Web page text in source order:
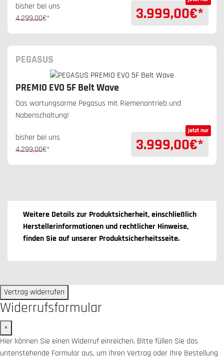
bisher bei uns
4.299,00€* 3.999,00€*
PEGASUS
PREMIO EVO 5F Belt Wave
Das wartungsarme Pegasus mit Riemenantrieb und
Nabenschaltung!
bisher bei uns
4.299,00€*
jetzt nur
3.999,00€*
Weitere Details zur Produktsicherheit, einschließlich
Herstellerinformationen und rechtlicher Hinweise,
finden Sie auf unserer Produktsicherheitsseite.
Vertrag widerrufen
Widerrufsformular
×
Hier können Sie einen Widerruf einreichen. Bitte füllen Sie das
untenstehende Formular aus, um Ihren Vertrag oder Ihre Bestellung